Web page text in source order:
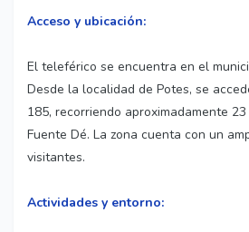
Acceso y ubicación:
El teleférico se encuentra en el
Desde la localidad de Potes, se
185, recorriendo aproximadamente
Fuente Dé. La zona cuenta con un
visitantes.
Actividades y entorno: